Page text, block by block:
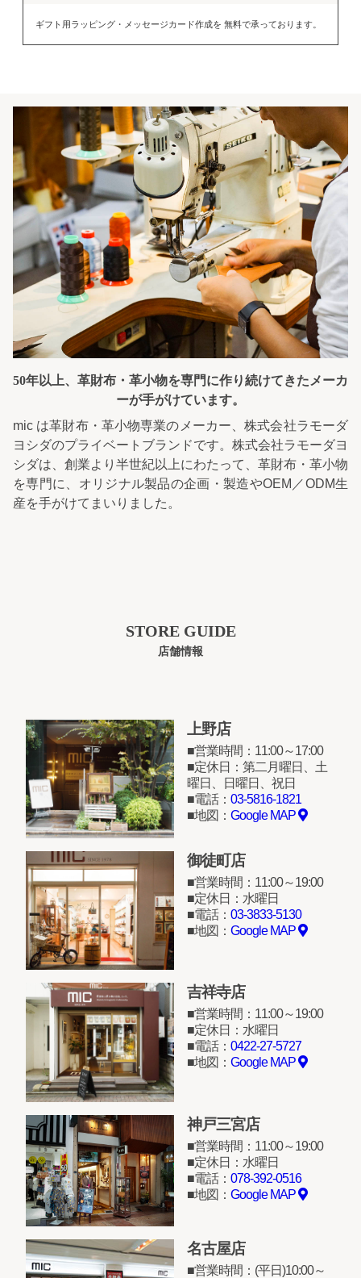
ギフト用ラッピング・メッセージカード作成を 無料で承っております。
50年以上、革財布・革小物を専門に作り続けてきたメーカ
ーが手がけています。
mic は革財布・革小物専業のメーカー、株式会社ラモーダ
ヨシダのプライベートブランドです。株式会社ラモーダヨ
シダは、創業より半世紀以上にわたって、革財布・革小物
を専門に、オリジナル製品の企画・製造やOEM／ODM生
産を手がけてまいりました。
STORE GUIDE
店舗情報
上野店
営業時間：11:00～17:00
定休日：第二月曜日、土
曜日、日曜日、祝日
電話： 03-5816-1821
地図： Google MAP
御徒町店
営業時間：11:00～19:00
定休日：水曜日
電話： 03-3833-5130
地図： Google MAP
吉祥寺店
営業時間：11:00～19:00
定休日：水曜日
電話： 0422-27-5727
地図： Google MAP
神戸三宮店
営業時間：11:00～19:00
定休日：水曜日
電話： 078-392-0516
地図： Google MAP
名古屋店
営業時間：(平日)10:00～